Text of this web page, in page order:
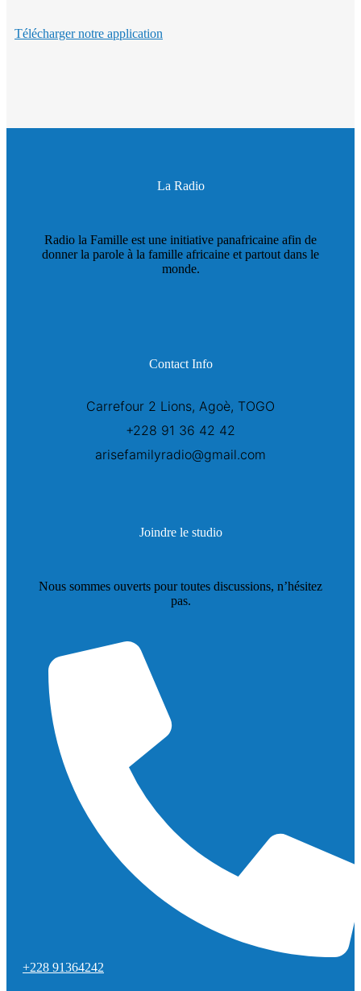
Télécharger notre application
La Radio
Radio la Famille est une initiative panafricaine afin de
donner la parole à la famille africaine et partout dans le
monde.
Contact Info
Carrefour 2 Lions, Agoè, TOGO
+228 91 36 42 42
arisefamilyradio@gmail.com
Joindre le studio
Nous sommes ouverts pour toutes discussions, n’hésitez
pas.
+228 91364242